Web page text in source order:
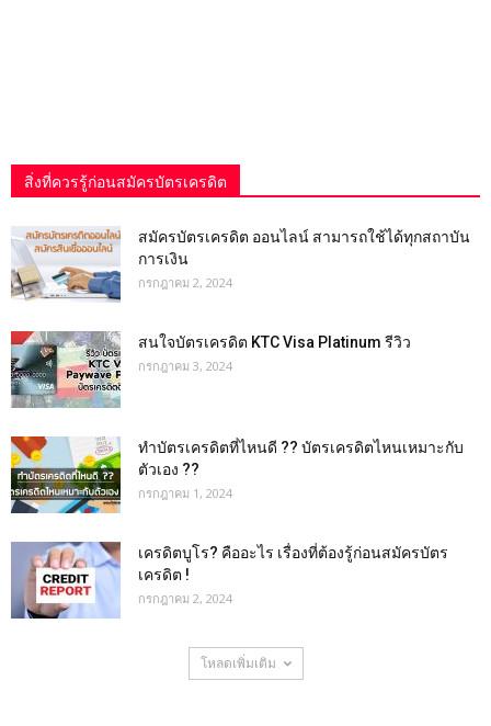
สิ่งที่ควรรู้ก่อนสมัครบัตรเครดิต
สมัครบัตรเครดิต ออนไลน์ สามารถใช้ได้ทุกสถาบัน
การเงิน
กรกฎาคม 2, 2024
สนใจบัตรเครดิต KTC Visa Platinum รีวิว
กรกฎาคม 3, 2024
ทำบัตรเครดิตที่ไหนดี ?? บัตรเครดิตไหนเหมาะกับ
ตัวเอง ??
กรกฎาคม 1, 2024
เครดิตบูโร? คืออะไร เรื่องที่ต้องรู้ก่อนสมัครบัตร
เครดิต !
กรกฎาคม 2, 2024
โหลดเพิ่มเติม